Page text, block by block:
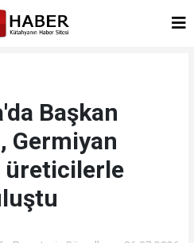
Başkan
Germiyan
üreticilerle